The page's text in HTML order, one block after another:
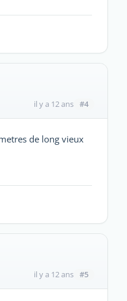
il y a 12 ans #4
de long vieux
il y a 12 ans #5